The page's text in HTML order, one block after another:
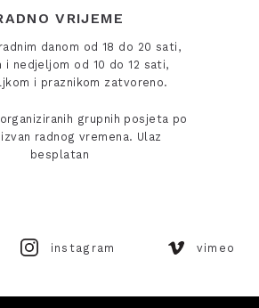
VRIJEME
danom od 18 do 20 sati,
i nedjeljom od 10 do 12 sati,
i praznikom zatvoreno.
grupnih posjeta po
radnog vremena. Ulaz
besplatan
instagram vimeo